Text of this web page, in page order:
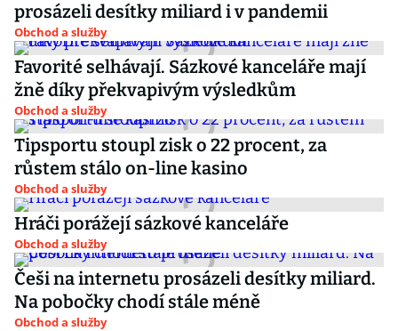
prosázeli desítky miliard i v pandemii
Obchod a služby
Favorité selhávají. Sázkové kanceláře mají
žně díky překvapivým výsledkům
Obchod a služby
Tipsportu stoupl zisk o 22 procent, za
růstem stálo on-line kasino
Obchod a služby
Hráči porážejí sázkové kanceláře
Obchod a služby
Češi na internetu prosázeli desítky miliard.
Na pobočky chodí stále méně
Obchod a služby